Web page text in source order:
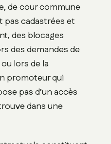
de cour commune
pas cadastrées et
des blocages
des demandes de
lors de la
promoteur qui
pas d’un accès
dans une